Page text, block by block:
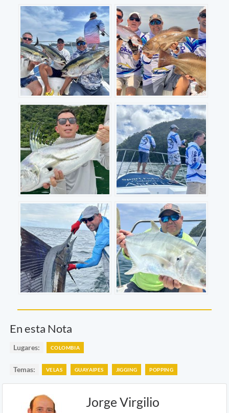
En esta Nota
Lugares: COLOMBIA
Temas: VELAS GUAYAIPES JIGGING POPPING
Jorge Virgilio